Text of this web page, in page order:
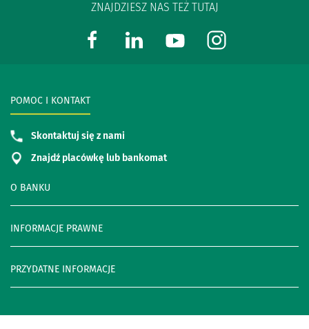
ZNAJDZIESZ NAS TEŻ TUTAJ
O BANKU
INFORMACJE PRAWNE
PRZYDATNE INFORMACJE
POMOC I KONTAKT
Skontaktuj się z nami
Znajdź placówkę lub bankomat